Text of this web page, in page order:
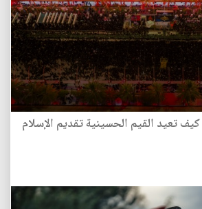
تعيد القيم الحسينية تقديم الإسلام